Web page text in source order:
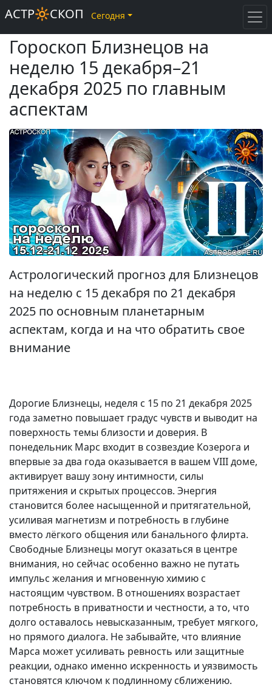
Гороскоп Близнецов на
неделю 15 декабря–21
декабря 2025 по главным
аспектам
Астрологический прогноз для Близнецов
на неделю с 15 декабря по 21 декабря
2025 по основным планетарным
аспектам, когда и на что обратить свое
внимание
Дорогие Близнецы, неделя с 15 по 21 декабря 2025
года заметно повышает градус чувств и выводит на
поверхность темы близости и доверия. В
понедельник Марс входит в созвездие Козерога и
впервые за два года оказывается в вашем VIII доме,
активирует вашу зону интимности, силы
притяжения и скрытых процессов. Энергия
становится более насыщенной и притягательной,
усиливая магнетизм и потребность в глубине
вместо лёгкого общения или банального флирта.
Свободные Близнецы могут оказаться в центре
внимания, но сейчас особенно важно не путать
импульс желания и мгновенную химию с
настоящим чувством. В отношениях возрастает
потребность в приватности и честности, а то, что
долго оставалось невысказанным, требует мягкого,
но прямого диалога. Не забывайте, что влияние
Марса может усиливать ревность или защитные
реакции, однако именно искренность и уязвимость
становятся ключом к подлинному сближению.
АСТР🔆СКОП Сегодня